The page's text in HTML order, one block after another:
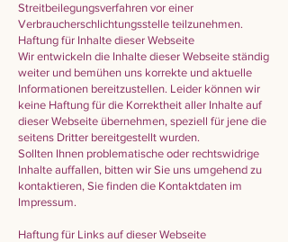
Streitbeilegungsverfahren vor einer
Verbraucherschlichtungsstelle teilzunehmen.
Haftung für Inhalte dieser Webseite
Wir entwickeln die Inhalte dieser Webseite ständig
weiter und bemühen uns korrekte und aktuelle
Informationen bereitzustellen. Leider können wir
keine Haftung für die Korrektheit aller Inhalte auf
dieser Webseite übernehmen, speziell für jene die
seitens Dritter bereitgestellt wurden.
Sollten Ihnen problematische oder rechtswidrige
Inhalte auffallen, bitten wir Sie uns umgehend zu
kontaktieren, Sie finden die Kontaktdaten im
Impressum.
Haftung für Links auf dieser Webseite